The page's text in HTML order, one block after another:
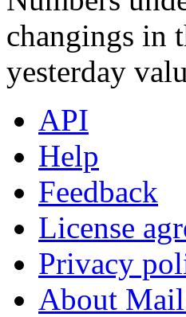
changings in
yesterday
API
Help
Feedback
License
Privacy
About